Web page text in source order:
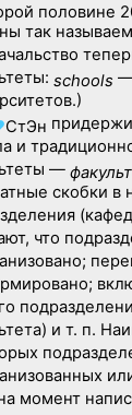
половине
так
schools —
СтЭн
и
—
скобки в
что
и т. п.
момент